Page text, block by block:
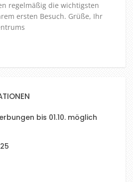
regelmäßig die wichtigsten
ersten Besuch. Grüße, Ihr
bis 01.10. möglich